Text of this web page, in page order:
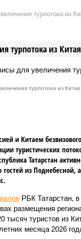
турпотока из
турпотока из Китая
турпотока из
и Китаем
туристических
Татарстан
из Поднебесной,
РБК Татарстан, в
размещения
тысяч туристов из
месяца 2026